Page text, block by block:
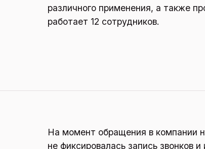
различного применения, а также
работает 12 сотрудников.
На момент обращения в компании
не фиксировалась запись звонков